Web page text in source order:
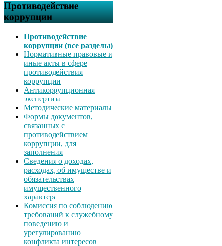
Противодействие
коррупции
Противодействие
коррупции (все разделы)
Нормативные правовые и
иные акты в сфере
противодействия
коррупции
Антикоррупционная
экспертиза
Методические материалы
Формы документов,
связанных с
противодействием
коррупции, для
заполнения
Сведения о доходах,
расходах, об имуществе и
обязательствах
имущественного
характера
Комиссия по соблюдению
требований к служебному
поведению и
урегулированию
конфликта интересов